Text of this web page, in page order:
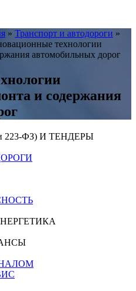
» Транспорт и автодороги »
технологии
автомобильных дорог
и содержания
223-ФЗ) И ТЕНДЕРЫ